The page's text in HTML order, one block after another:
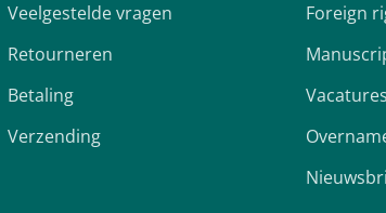
Veelgestelde vragen
Retourneren
Betaling
Verzending
Foreign